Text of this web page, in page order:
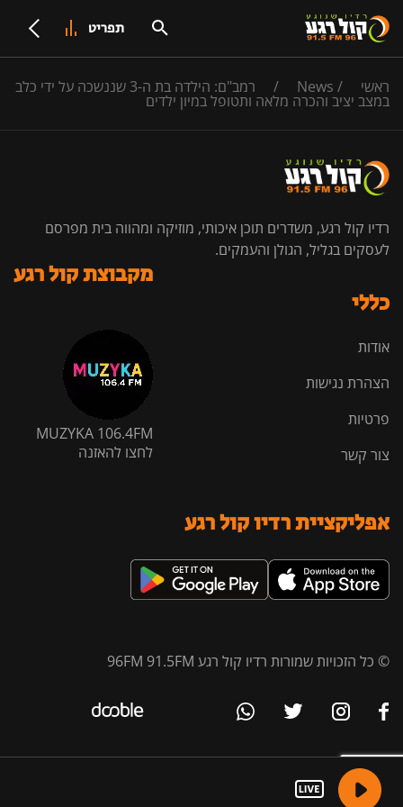
תפריט
ראשי /
News
/ רמב"ם: הילדה בת ה-3 שננשכה על ידי כלב
במצב יציב והכרה מלאה ותטופל במיון ילדים
רדיו קול רגע, משדרים תוכן איכותי, מוזיקה ומהווה בית מפרסם
לעסקים בגליל, הגולן והעמקים.
כללי
אודות
הצהרת נגישות
פרטיות
צור קשר
מקבוצת קול רגע
MUZYKA 106.4FM
לחצו להאזנה
אפליקציית רדיו קול רגע
© כל הזכויות שמורות רדיו קול רגע 96FM 91.5FM